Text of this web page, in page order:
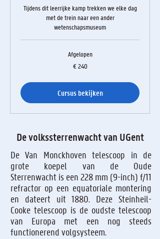
Tijdens dit leerrijke kamp trekken we elke dag
met de trein naar een ander
wetenschapsmuseum
Afgelopen
€ 240
Cursus bekijken
De volkssterrenwacht van UGent
De Van Monckhoven telescoop in de
grote koepel van de Oude
Sterrenwacht is een 228 mm (9-inch) f/11
refractor op een equatoriale montering
en dateert uit 1880. Deze Steinheil-
Cooke telescoop is de oudste telescoop
van Europa met een nog steeds
functionerend volgsysteem.